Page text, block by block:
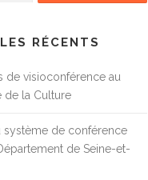
RÉCENTS
de visioconférence au
de la Culture
système de conférence
de Seine-et-